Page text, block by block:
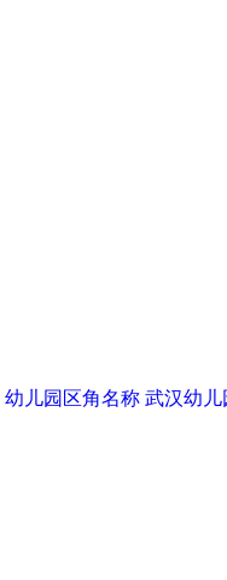
幼儿园区角名称 武汉幼儿